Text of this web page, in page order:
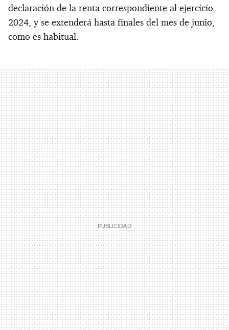
declaración de la renta correspondiente al ejercicio
2024, y se extenderá hasta finales del mes de junio,
como es habitual.